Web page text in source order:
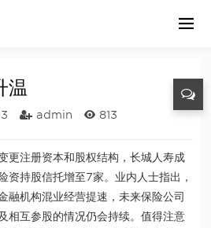
温
admin 813
注册资本和股权结构，长城人寿成
资持股信托增至7家。业内人士指出，
融机构混业经营提速，未来保险公司
相互参股的情况仍会持续。值得注意